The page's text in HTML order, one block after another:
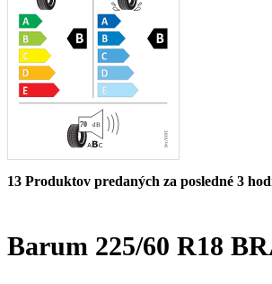
13 Produktov predaných za posledné 3
Barum 225/60 R18